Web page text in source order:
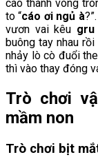
cáo thành vòng
to “cáo ơi ngủ à
vươn vai kêu gru
buông tay nhau
nhảy lò cò đuổi
thì vào thay đóng
Trò chơi
mầm non
Trò chơi bịt